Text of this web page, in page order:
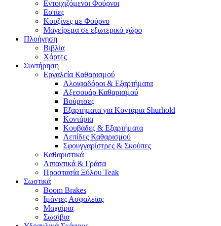
Εντοιχιζόμενοι Φούρνοι
Εστίες
Κουζίνες με Φούρνο
Μαγείρεμα σε εξωτερικό χώρο
Πλοήγηση
Βιβλία
Χάρτες
Συντήρηση
Εργαλεία Καθαρισμού
Αλοιφαδόροι & Εξαρτήματα
Αξεσουάρ Καθαρισμού
Βούρτσες
Εξαρτήματα για Κοντάρια Shurhold
Κοντάρια
Κουβάδες & Εξαρτήματα
Λεπίδες Καθαρισμού
Σφουγγαρίστρες & Σκούπες
Καθαριστικά
Λιπαντικά & Γράσα
Προστασία Ξύλου Teak
Σωστικά
Boom Brakes
Ιμάντες Ασφαλείας
Μαχαίρια
Σωσίβια